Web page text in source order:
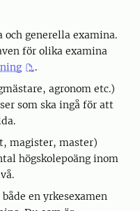
och generella examina.
för olika examina
.
agronom etc.)
som ska ingå för att
magister, master)
högskolepoäng inom
en yrkesexamen